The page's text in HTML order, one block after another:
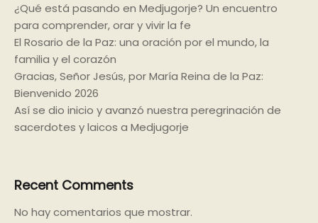
¿Qué está pasando en Medjugorje? Un encuentro
para comprender, orar y vivir la fe
El Rosario de la Paz: una oración por el mundo, la
familia y el corazón
Gracias, Señor Jesús, por María Reina de la Paz:
Bienvenido 2026
Así se dio inicio y avanzó nuestra peregrinación de
sacerdotes y laicos a Medjugorje
Recent Comments
No hay comentarios que mostrar.